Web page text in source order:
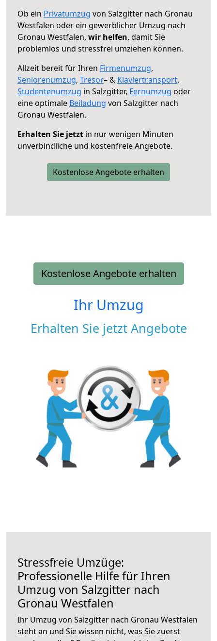
Ob ein Privatumzug von Salzgitter nach Gronau
Westfalen oder ein gewerblicher Umzug nach
Gronau Westfalen, wir helfen, damit Sie
problemlos und stressfrei umziehen können.
Allzeit bereit für Ihren Firmenumzug,
Seniorenumzug, Tresor– & Klaviertransport,
Studentenumzug in Salzgitter, Fernumzug oder
eine optimale Beiladung von Salzgitter nach
Gronau Westfalen.
Erhalten Sie jetzt in nur wenigen Minuten
unverbindliche und kostenfreie Angebote.
Kostenlose Angebote erhalten
Kostenlose Angebote erhalten
Ihr Umzug
Erhalten Sie jetzt Angebote
Stressfreie Umzüge:
Professionelle Hilfe für Ihren
Umzug von Salzgitter nach
Gronau Westfalen
Ihr Umzug von Salzgitter nach Gronau Westfalen
steht an und Sie wissen nicht, was Sie zuerst